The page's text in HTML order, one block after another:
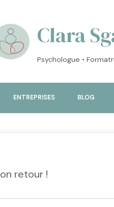
Clara
Psychologue •
ENTREPRISES BLOG
retour !